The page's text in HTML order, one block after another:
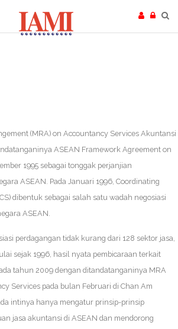
(MRA) on Accountancy Services Akuntansi
ASEAN Framework Agreement on
1995 sebagai tonggak perjanjian
ASEAN. Pada Januari 1996, Coordinating
dibentuk sebagai salah satu wadah negosiasi
ASEAN.
perdagangan tidak kurang dari 128 sektor jasa,
sejak 1996, hasil nyata pembicaraan terkait
tahun 2009 dengan ditandatanganinya MRA
Services pada bulan Februari di Chan Am
intinya hanya mengatur prinsip-prinsip
jasa akuntansi di ASEAN dan mendorong